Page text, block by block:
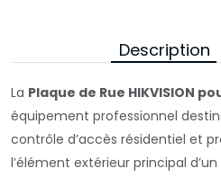
Description
La Plaque de Rue HIKVISION
équipement professionnel
contrôle d’accès résidentiel et
l’élément extérieur principal